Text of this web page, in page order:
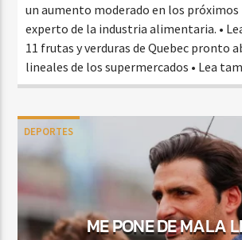
un aumento moderado en los próximos
experto de la industria alimentaria. •
11 frutas y verduras de Quebec pronto
lineales de los supermercados • Lea
DEPORTES
ME PONE DE MALA